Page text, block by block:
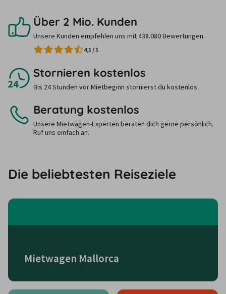
Über 2 Mio. Kunden
Unsere Kunden empfehlen uns mit 438.080 Bewertungen.
4,5 /5
Stornieren kostenlos
Bis 24 Stunden vor Mietbeginn stornierst du kostenlos.
Beratung kostenlos
Unsere Mietwagen-Experten beraten dich gerne persönlich.
Ruf uns einfach an.
Die beliebtesten Reiseziele
Mietwagen Mallorca